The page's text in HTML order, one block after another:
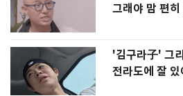
그래야 맘 편
'김구라子' 그
전라도에 잘